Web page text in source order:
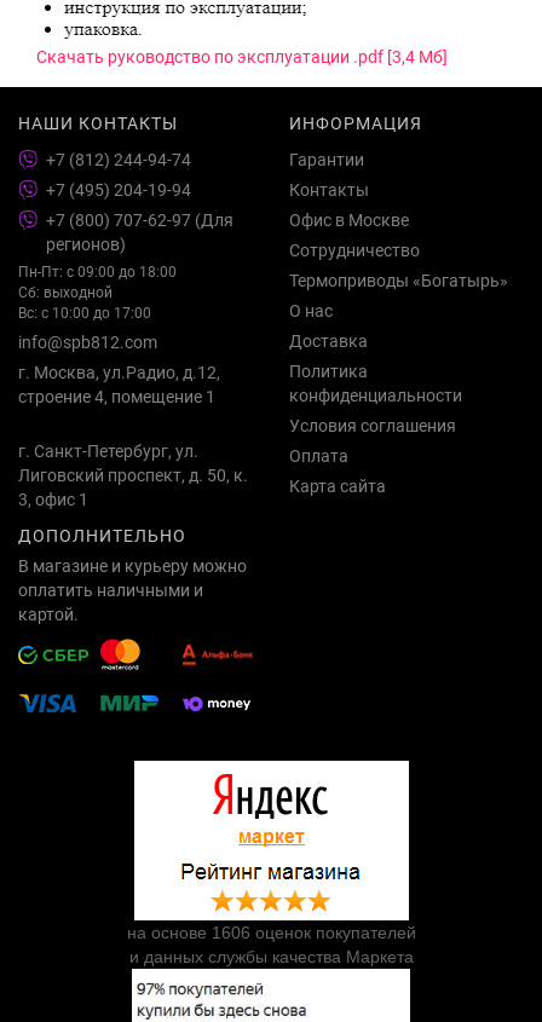
Скачать руководство по эксплуатации .pdf [3,4 Мб]
НАШИ КОНТАКТЫ
+7 (812) 244-94-74
+7 (495) 204-19-94
+7 (800) 707-62-97 (Для
регионов)
Пн-Пт: с 09:00 до 18:00
Сб: выходной
Вс: с 10:00 до 17:00
info@spb812.com
г. Москва, ул.Радио, д.12,
строение 4, помещение 1
г. Санкт-Петербург, ул.
Лиговский проспект, д. 50, к.
3, офис 1
ИНФОРМАЦИЯ
Гарантии
Контакты
Офис в Москве
Сотрудничество
Термоприводы «Богатырь»
О нас
Доставка
Политика
конфиденциальности
Условия соглашения
Оплата
Карта сайта
ДОПОЛНИТЕЛЬНО
В магазине и курьеру можно
оплатить наличными и
картой.
на основе 1606 оценок покупателей
и данных службы качества Маркета